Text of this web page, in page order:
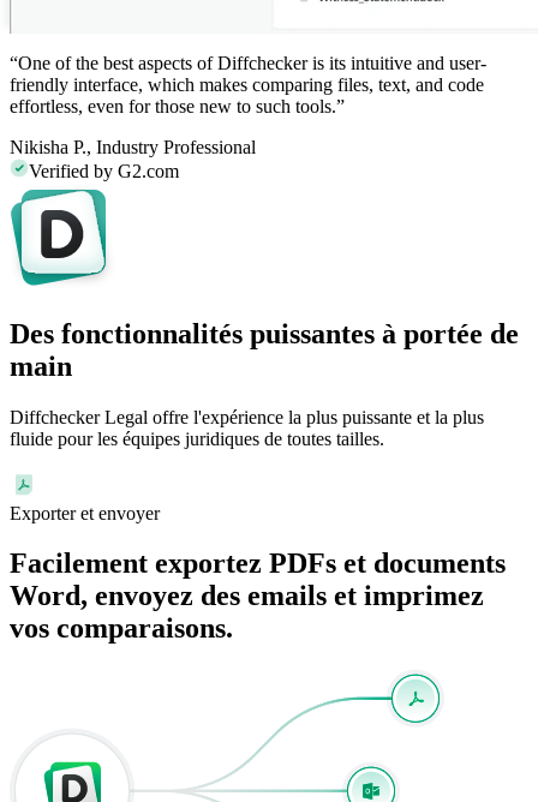
“One of the best aspects of Diffcheckeris its intuitive and user-
friendly interface, which makes comparing files, text, and code
effortless, even for those new to such tools.”
Nikisha P., Industry Professional
Verified by G2.com
Des fonctionnalités puissantes à portée de
main
Diffchecker Legal offre l'expérience la plus puissante et la plus
fluide pour les équipes juridiques de toutes tailles.
Exporter et envoyer
Facilement exportez PDFs et documents
Word, envoyez des emails et imprimez
vos comparaisons.